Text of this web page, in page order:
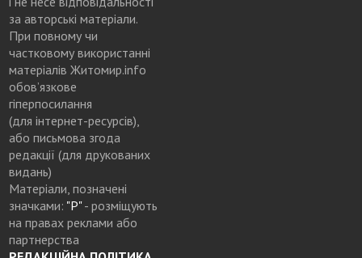
за авторські матеріали.
При повному чи
частковому використанні
матеріалів Житомир.info
обов’язкове
гіперпосилання
(для інтернет-ресурсів),
або письмова згода
редакції (для друкованих
видань)
Матеріали, позначені
значками: "Р"- розміщують
на правах реклами або
партнерства